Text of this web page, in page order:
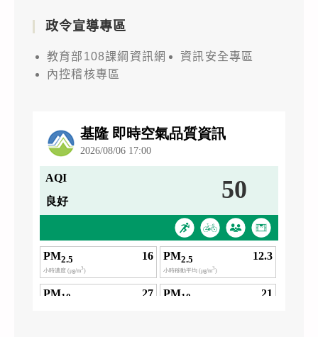
政令宣導專區
教育部108課綱資訊網
資訊安全專區
內控稽核專區